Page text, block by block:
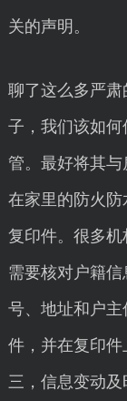
关的声明。
聊了这么多严
子，我们该如
管。最好将其
在家里的防火
复印件。很多
需要核对户籍
号、地址和户
件，并在复印
三，信息变动